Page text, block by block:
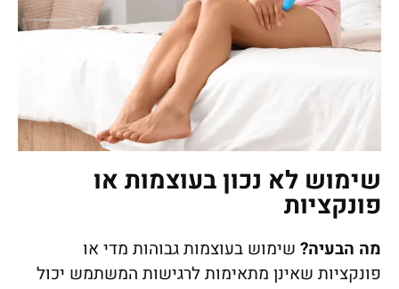
שימוש לא נכון בעוצמות או
פונקציות
מה הבעיה? שימוש בעוצמות גבוהות מדי או
פונקציות שאינן מתאימות לרגישות המשתמש יכול